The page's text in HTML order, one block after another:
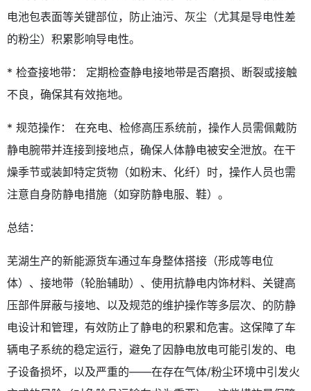
电池包表面等关键部位，防止油污、灰尘（尤其是导电性差
的粉尘）积累影响导电性。
* 检查接地带： 定期检查静电接地带是否磨损、断裂或接触
不良，确保其有效拖地。
* 规范操作： 在充电、检修高压系统前，操作人员需佩戴防
静电腕带并连接到接地点，确保人体静电被安全泄放。在干
燥季节或装卸特定货物（如粉末、化纤）时，操作人员也需
注意自身防静电措施（如穿防静电服、鞋）。
总结：
芜湖生产的新能源货车通过车身整体搭接（形成等电位
体）、接地带（轮胎辅助）、使用抗静电内饰材料、关键高
压部件屏蔽与接地、以及规范的维护操作等多层次、的防静
电设计和管理，有效防止了静电的积累和危害。这保障了车
辆电子系统的稳定运行，避免了因静电放电可能引发的、电
子设备损坏，以及严重的——在存在气体/粉尘环境中引发火